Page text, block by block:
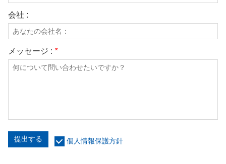
会社 :
メッセージ : *
提出する 個人情報保護方針